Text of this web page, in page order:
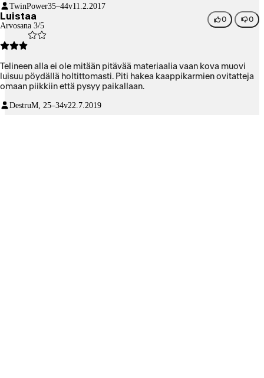
TwinPower35–44v11.2.2017
Luistaa
Arvosana 3/5
0 0
Telineen alla ei ole mitään pitävää materiaalia vaan kova muovi
luisuu pöydällä holtittomasti. Piti hakea kaappikarmien ovitatteja
omaan piikkiin että pysyy paikallaan.
DestruM, 25–34v22.7.2019